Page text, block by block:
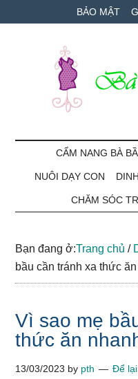
to
to
qua
BẢO MẬT
Bà
Bầu
Cần
Biết
bé
CẨM NANG BÀ
NUÔI DẠY CON
CHĂM SÓC
Bạn đang ở:Trang chủ /
bầu cần tránh xa thức
Vì sao mẹ
thức ăn
13/03/2023 by pth Để